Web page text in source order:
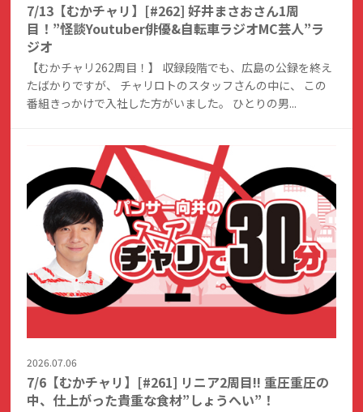
7/13【むかチャリ】[#262] 好井まさおさん1周
目！”怪談Youtuber俳優&自転車ラジオMC芸人”ラ
ジオ
【むかチャリ262周目！】 収録段階でも、広島の公録を終え
たばかりですが、 チャリロトのスタッフさんの中に、 この
番組きっかけで入社した方がいました。 ひとりの男...
2026.07.06
7/6【むかチャリ】[#261] リニア2周目!! 重圧重圧の
中、仕上がった貴重な食材”しょうへい”！